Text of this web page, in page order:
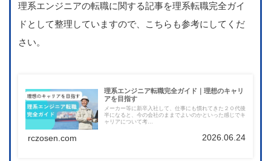
理系エンジニアの転職に関する記事を理系転職完全ガイ
ドとして整理していますので、こちらも参考にしてくだ
さい。
理系エンジニア転職完全ガイド｜理想のキャリ
アを目指す
メーカー等に新卒入社して、仕事にも慣れてきた２０代後
半になると、今の会社のままでよいのかといった感じでキ
ャリアについて考…
rczosen.com 2026.06.24